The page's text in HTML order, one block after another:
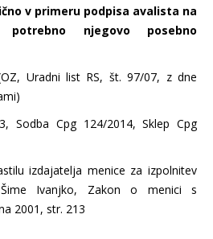
v primeru podpisa avalista na
njegovo posebno
Uradni list RS, št. 97/07, z dne
Sodba Cpg 124/2014, Sklep Cpg
izdajatelja menice za izpolnitev
Ivanjko, Zakon o menici s
2001, str. 213